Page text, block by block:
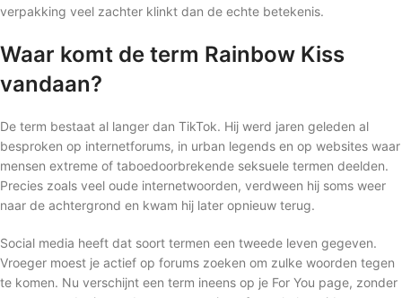
verpakking veel zachter klinkt dan de echte betekenis.
Waar komt de term Rainbow Kiss
vandaan?
De term bestaat al langer dan TikTok. Hij werd jaren geleden al
besproken op internetforums, in urban legends en op websites waar
mensen extreme of taboedoorbrekende seksuele termen deelden.
Precies zoals veel oude internetwoorden, verdween hij soms weer
naar de achtergrond en kwam hij later opnieuw terug.
Social media heeft dat soort termen een tweede leven gegeven.
Vroeger moest je actief op forums zoeken om zulke woorden tegen
te komen. Nu verschijnt een term ineens op je For You page, zonder